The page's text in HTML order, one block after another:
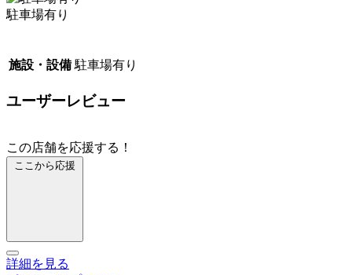
駐車場有り
施設・設備 駐車場有り
ユーザーレビュー
この店舗を応援する！
ここから応援
詳細を見る